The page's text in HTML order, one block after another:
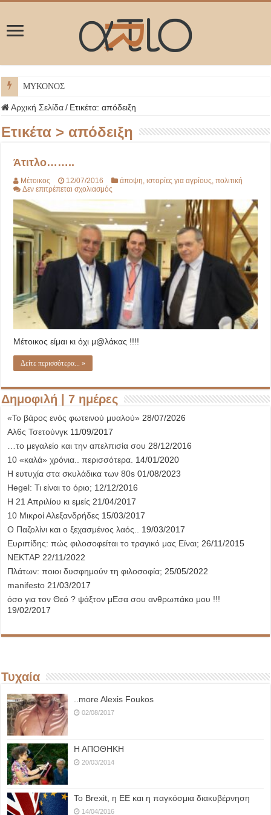
ΜΥΚΟΝΟΣ
Αρχική Σελίδα / Ετικέτα:απόδειξη
Ετικέτα > απόδειξη
Άτιτλο……..
Μέτοικος 12/07/2016 άποψη ,ιστορίες για αγρίους ,πολιτική
Δεν επιτρέπεται σχολιασμός
Μέτοικος είμαι κι όχι μ@λάκας !!!!
Δείτε περισσότερα... »
Δημοφιλή | 7 ημέρες
«Το βάρος ενός φωτεινού μυαλού» 28/07/2026
Αλ6ς Τσετούνγκ 11/09/2017
…το μεγαλείο και την απελπισία σου 28/12/2016
10 «καλά» χρόνια.. περισσότερα. 14/01/2020
Η ευτυχία στα σκυλάδικα των 80s 01/08/2023
Hegel: Τι είναι το όριο; 12/12/2016
Η 21 Απριλίου κι εμείς 21/04/2017
10 Μικροί Αλεξανδρήδες 15/03/2017
Ο Παζολίνι και ο ξεχασμένος λαός.. 19/03/2017
Ευριπίδης: πώς φιλοσοφείται το τραγικό μας Είναι; 26/11/2015
ΝΕΚΤΑΡ 22/11/2022
Πλάτων: ποιοι δυσφημούν τη φιλοσοφία; 25/05/2022
manifesto 21/03/2017
όσο για τον Θεό ? ψάξτον μΕσα σου ανθρωπάκο μου !!!
19/02/2017
Τυχαία
..more Alexis Foukos
02/08/2017
Η ΑΠΟΘΗΚΗ
20/03/2014
Το Brexit, η ΕΕ και η παγκόσμια διακυβέρνηση
14/04/2016